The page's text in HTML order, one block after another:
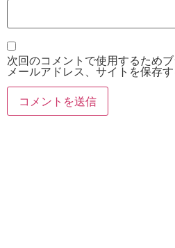
次回のコメントで使用するためブ
メールアドレス、サイトを保存す